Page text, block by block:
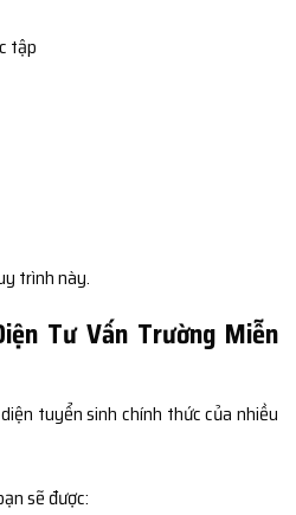
tập
trình này.
Tư Vấn Trường Miễn
tuyển sinh chính thức của nhiều
sẽ được: